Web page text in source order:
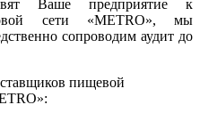
Ваше предприятие к
сети «METRO», мы
сопроводим аудит до
пищевой